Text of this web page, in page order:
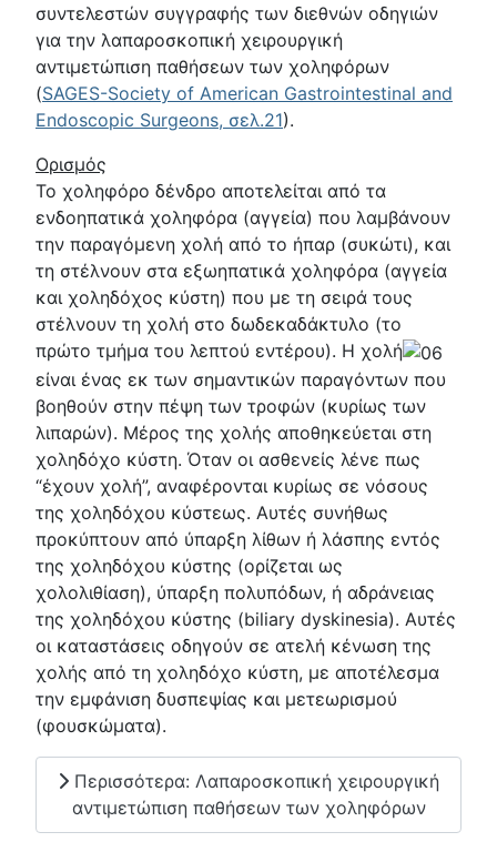
συντελεστών συγγραφής των διεθνών οδηγιών
για την λαπαροσκοπική χειρουργική
αντιμετώπιση παθήσεων των χοληφόρων
(SAGES-Society of American Gastrointestinal and
Endoscopic Surgeons, σελ.21).
Ορισμός
Το χοληφόρο δένδρο αποτελείται από τα
ενδοηπατικά χοληφόρα (αγγεία) που λαμβάνουν
την παραγόμενη χολή από το ήπαρ (συκώτι), και
τη στέλνουν στα εξωηπατικά χοληφόρα (αγγεία
και χοληδόχος κύστη) που με τη σειρά τους
στέλνουν τη χολή στο δωδεκαδάκτυλο (το
πρώτο τμήμα του λεπτού εντέρου). Η χολή
είναι ένας εκ των σημαντικών παραγόντων που
βοηθούν στην πέψη των τροφών (κυρίως των
λιπαρών). Μέρος της χολής αποθηκεύεται στη
χοληδόχο κύστη. Όταν οι ασθενείς λένε πως
“έχουν χολή”, αναφέρονται κυρίως σε νόσους
της χοληδόχου κύστεως. Αυτές συνήθως
προκύπτουν από ύπαρξη λίθων ή λάσπης εντός
της χοληδόχου κύστης (ορίζεται ως
χολολιθίαση), ύπαρξη πολυπόδων, ή αδράνειας
της χοληδόχου κύστης (biliary dyskinesia). Αυτές
οι καταστάσεις οδηγούν σε ατελή κένωση της
χολής από τη χοληδόχο κύστη, με αποτέλεσμα
την εμφάνιση δυσπεψίας και μετεωρισμού
(φουσκώματα).
Περισσότερα: Λαπαροσκοπική χειρουργική
αντιμετώπιση παθήσεων των χοληφόρων